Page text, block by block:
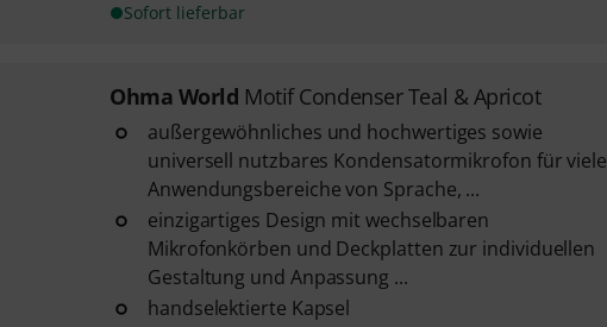
Sofort lieferbar
Ohma World Motif Condenser Teal & Apricot
außergewöhnliches und hochwertiges sowie
universell nutzbares Kondensatormikrofon für viele
Anwendungsbereiche von Sprache, ...
einzigartiges Design mit wechselbaren
Mikrofonkörben und Deckplatten zur individuellen
Gestaltung und Anpassung ...
handselektierte Kapsel